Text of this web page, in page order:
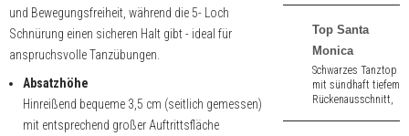
und Bewegungsfreiheit, während die 5- Loch
Schnürung einen sicheren Halt gibt - ideal für
anspruchsvolle Tanzübungen.
Absatzhöhe
Hinreißend bequeme 3,5 cm (seitlich gemessen)
mit entsprechend großer Auftrittsfläche
Geteilte Sohle.
(ca. 4,5 cm).
Top Santa
Monica
Schwarzes Tanztop
mit sündhaft tiefem
Rückenausschnitt,